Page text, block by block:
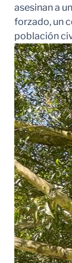
asesinan a
forzado, un
población